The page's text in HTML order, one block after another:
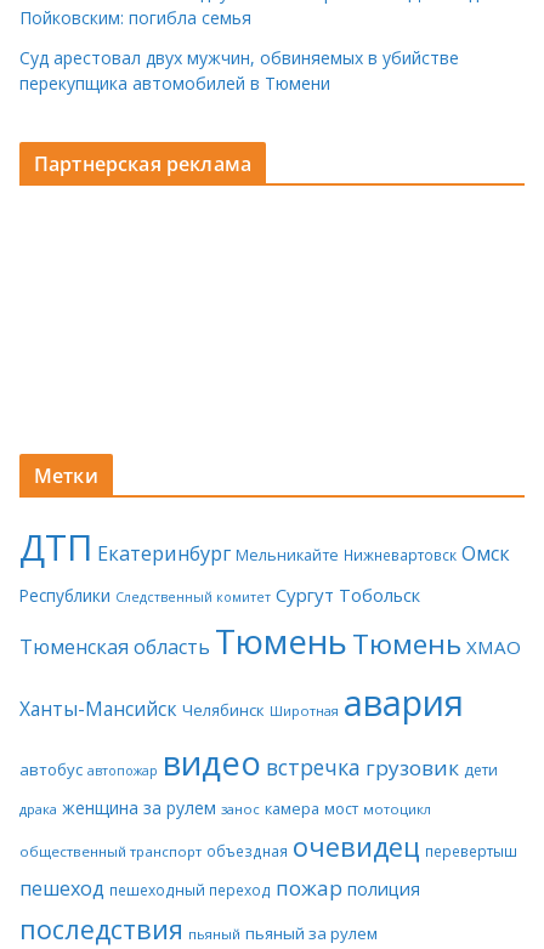
Пойковским: погибла семья
Суд арестовал двух мужчин, обвиняемых в убийстве
перекупщика автомобилей в Тюмени
Партнерская реклама
Метки
ДТП Екатеринбург Мельникайте Нижневартовск Омск
Республики Следственный комитет Сургут Тобольск
Тюменская область ТюменьТюмень ХМАО
Ханты-Мансийск Челябинск Широтная авария
автобус автопожар видео встречка грузовик дети
драка женщина за рулем занос камера мост мотоцикл
общественный транспорт объездная очевидец перевертыш
пешеход пешеходный переход пожар полиция
последствия пьяный пьяный за рулем